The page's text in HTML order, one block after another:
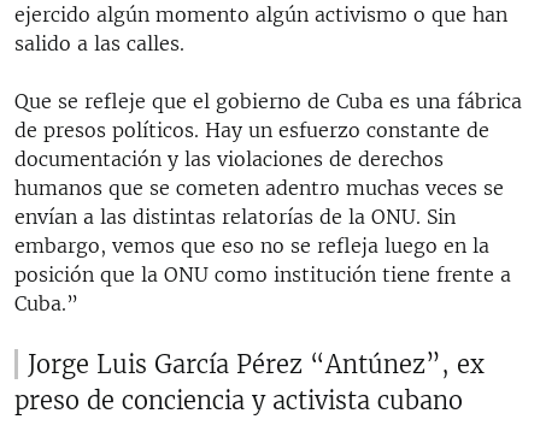
ejercido algún momento algún activismo o que han
salido a las calles.
Que se refleje que el gobierno de Cuba es una fábrica
de presos políticos. Hay un esfuerzo constante de
documentación y las violaciones de derechos
humanos que se cometen adentro muchas veces se
envían a las distintas relatorías de la ONU. Sin
embargo, vemos que eso no se refleja luego en la
posición que la ONU como institución tiene frente a
Cuba.”
Jorge Luis García Pérez “Antúnez”, ex
preso de conciencia y activista cubano